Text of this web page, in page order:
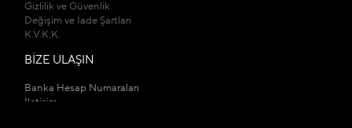
Gizlilik ve Güvenlik
Değişim ve İade Şartları
K.V.K.K.
BİZE ULAŞIN
Banka Hesap Numaraları
İletişim